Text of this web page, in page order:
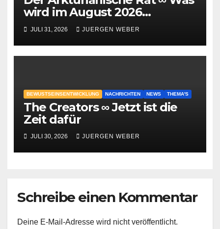
wird im August 2026
geschehen?
JULI 31, 2026 JUERGEN WEBER
BEWUSTSEINSENTWICKLUNG NACHRICHTEN NEWS THEMA'S
The Creators ∞ Jetzt ist die
Zeit dafür
JULI 30, 2026 JUERGEN WEBER
Schreibe einen Kommentar
Deine E-Mail-Adresse wird nicht veröffentlicht.